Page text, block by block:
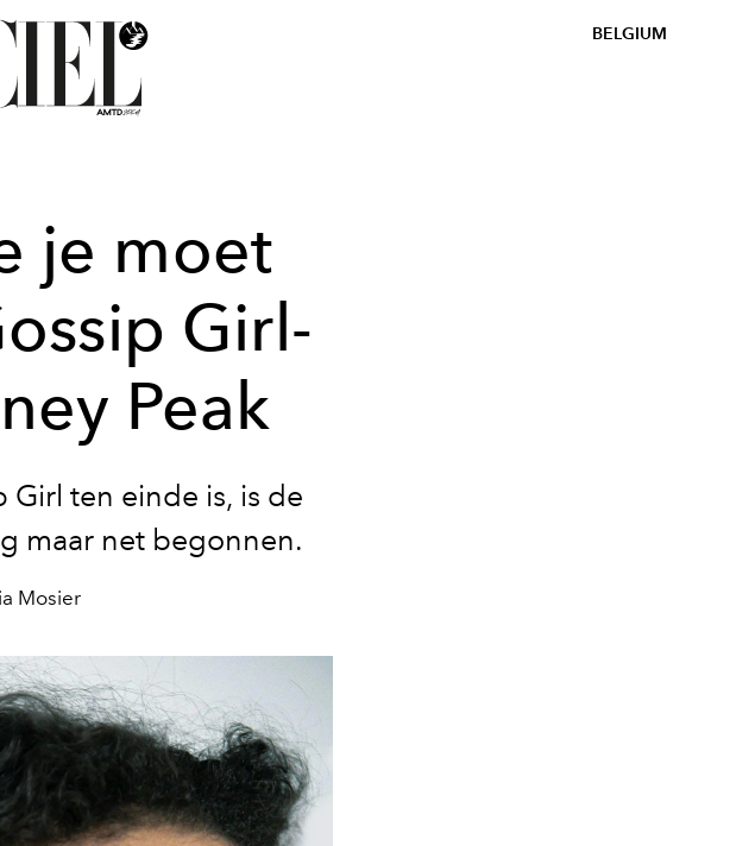
BELGIUM
je moet
Girl-
Peak
Girl ten einde is, is de
maar net begonnen.
Mosier